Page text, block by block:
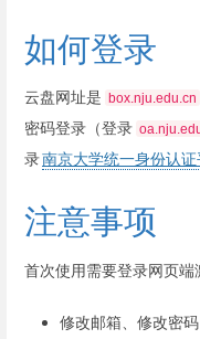
如何登录
云盘网址是 box.nju.edu.cn
密码登录（登录
录南京大学统一身份认证
注意事项
首次使用需要登录网页端
修改邮箱、修改密